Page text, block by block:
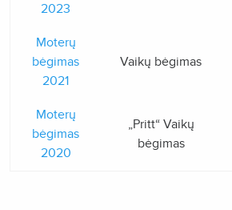
2023
Moterų
bėgimas
2021
Vaikų bėgimas
Moterų
bėgimas
2020
„Pritt“ Vaikų
bėgimas